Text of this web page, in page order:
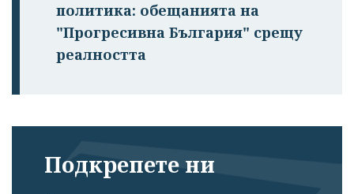
политика: обещанията на
"Прогресивна България" срещу
реалността
Подкрепете ни